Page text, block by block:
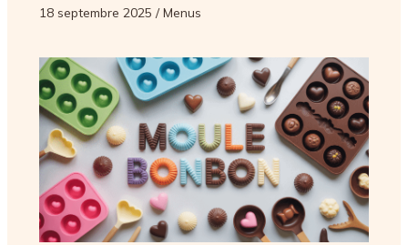
18 septembre 2025 /Menus